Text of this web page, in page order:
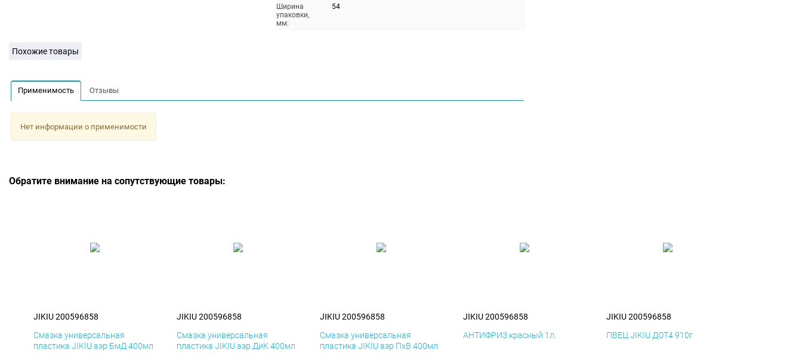
Ширина
упаковки,
мм:
54
Похожие товары
Применимость Отзывы
Нет информации о применимости
Обратите внимание на сопутствующие товары:
JIKIU 200596858
Смазка универсальная
пластика JIKIU аэр БмД 400мл
JIKIU 200596858
Смазка универсальная
пластика JIKIU аэр ДиК 400мл
JIKIU 200596858
Смазка универсальная
пластика JIKIU аэр ПхВ 400мл
JIKIU 200596858
АНТИФРИЗ красный 1л.
JIKIU 200596858
ПВЕЦ JIKIU ДОТ4 910г